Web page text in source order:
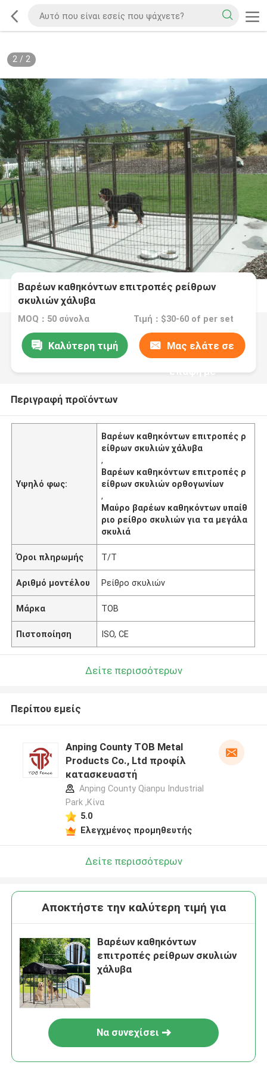
2/ 2
Βαρέων καθηκόντων επιτροπές ρείθρων
σκυλιών χάλυβα
MOQ：50 σύνολα Τιμή：$30-60 of per set
Καλύτερη τιμή Μας ελάτε σε
επαφή με
Περιγραφή προϊόντων
Υψηλό φως:
Βαρέων καθηκόντων επιτροπές ρ
είθρων σκυλιών χάλυβα
,
Βαρέων καθηκόντων επιτροπές ρ
είθρων σκυλιών ορθογωνίων
,
Μαύρο βαρέων καθηκόντων υπαίθ
ριο ρείθρο σκυλιών για τα μεγάλα
σκυλιά
Όροι πληρωμής T/T
Αριθμό μοντέλου Ρείθρο σκυλιών
Μάρκα TOB
Πιστοποίηση ISO, CE
Δείτε περισσότερων
Περίπου εμείς
Anping County TOB Metal
Products Co., Ltd προφίλ
κατασκευαστή
Anping County Qianpu Industrial
Park ,Κίνα
5.0
Ελεγχμένος προμηθευτής
Δείτε περισσότερων
Αποκτήστε την καλύτερη τιμή για
Βαρέων καθηκόντων
επιτροπές ρείθρων σκυλιών
χάλυβα
Να συνεχίσει